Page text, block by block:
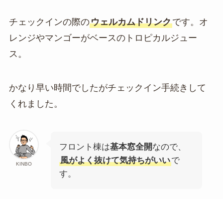
チェックインの際のウェルカムドリンクです。オ
レンジやマンゴーがベースのトロピカルジュー
ス。
かなり早い時間でしたがチェックイン手続きして
くれました。
KINBO
フロント棟は基本窓全開なので、
風がよく抜けて気持ちがいいで
す。